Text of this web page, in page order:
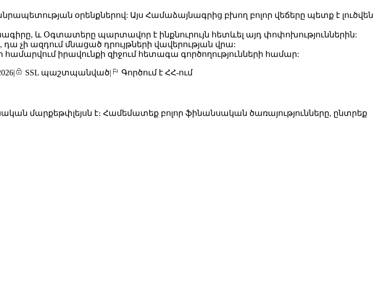
օրենքներով: Այս Համաձայնագրից բխող բոլոր վեճերը պետք է լուծվեն
և Օգտատերը պարտավոր է ինքնուրույն հետևել այդ փոփոխություններին:
չի ազդում մնացած դրույթների վավերության վրա:
իրավունքի զիջում հետագա գործողությունների համար:
| SSL պաշտպանված| Գործում է ՀՀ-ում
մարքեթփլեյսն է։ Համեմատեք բոլոր ֆինանսական ծառայությունները, ընտրեք